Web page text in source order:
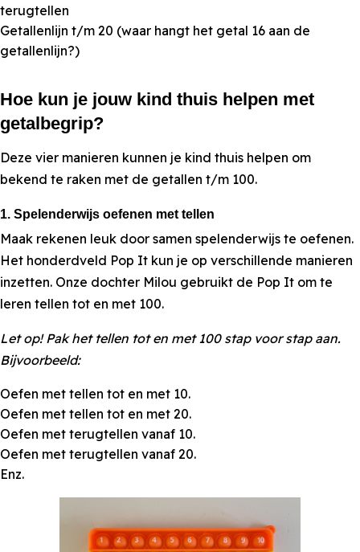
terugtellen
Getallenlijn t/m 20 (waar hangt het getal 16 aan de
getallenlijn?)
Hoe kun je jouw kind thuis helpen met
getalbegrip?
Deze vier manieren kunnen je kind thuis helpen om
bekend te raken met de getallen t/m 100.
1. Spelenderwijs oefenen met tellen
Maak rekenen leuk door samen spelenderwijs te oefenen.
Het honderdveld Pop It kun je op verschillende manieren
inzetten. Onze dochter Milou gebruikt de Pop It om te
leren tellen tot en met 100.
Let op! Pak het tellen tot en met 100 stap voor stap aan.
Bijvoorbeeld:
Oefen met tellen tot en met 10.
Oefen met tellen tot en met 20.
Oefen met terugtellen vanaf 10.
Oefen met terugtellen vanaf 20.
Enz.